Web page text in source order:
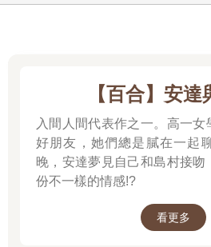
【百合】安達
入間人間代表作之一。高一女
好朋友，她們總是膩在一起
晚，安達夢見自己和島村接吻
份不一樣的情感!?
看更多